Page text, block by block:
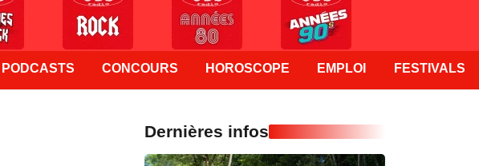
PODCASTS CONCOURS HOROSCOPE EMPLOI FESTIVALS
Dernières infos